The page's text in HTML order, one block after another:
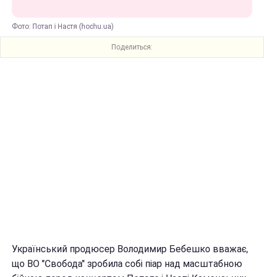
Фото: Потап і Настя (hochu.ua)
Поделиться:
Український продюсер Володимир Бебешко вважає,
що ВО "Свобода" зробила собі піар над масштабною